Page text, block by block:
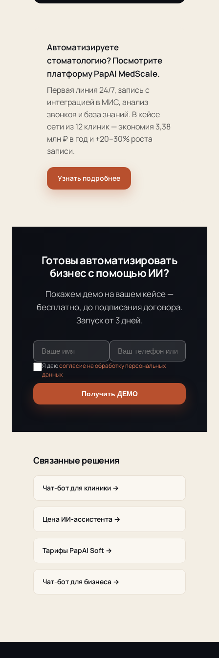
Автоматизируете
стоматологию? Посмотрите
платформу PapAI MedScale.
Первая линия 24/7, запись с
интеграцией в МИС, анализ
звонков и база знаний. В кейсе
сети из 12 клиник — экономия 3,38
млн ₽ в год и +20–30% роста
записи.
Узнать подробнее
Готовы автоматизировать
бизнес с помощью ИИ?
Покажем демо на вашем кейсе —
бесплатно, до подписания договора.
Запуск от 3 дней.
Я даюсогласие на обработку персональных
данных
Получить ДЕМО
Связанные решения
Чат-бот для клиники →
Цена ИИ-ассистента →
Тарифы PapAI Soft →
Чат-бот для бизнеса →